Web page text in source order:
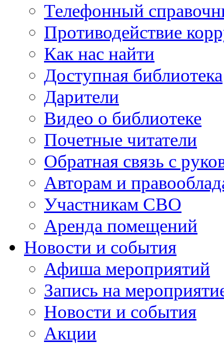
Телефонный
Противодействие
Как нас найти
Доступная библиотека
Дарители
Видео о библиотеке
Почетные читатели
Обратная связь с
Авторам и
Участникам СВО
Аренда помещений
Новости и события
Афиша мероприятий
Запись на
Новости и события
Акции